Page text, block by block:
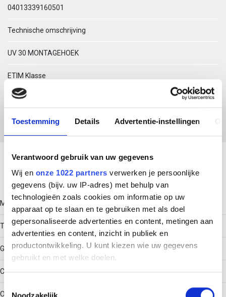
Toestemming Details Advertentie-instellingen
Verantwoord gebruik van uw gegevens
Wij en onze 1022 partners verwerken je persoonlijke
gegevens (bijv. uw IP-adres) met behulp van
technologieën zoals cookies om informatie op uw
apparaat op te slaan en te gebruiken met als doel
gepersonaliseerde advertenties en content, metingen aan
advertenties en content, inzicht in publiek en
productontwikkeling. U kunt kiezen wie uw gegevens
gebruikt en met welke doelen.
Noodzakelijk
04013339160501
Technische omschrijving
UV 30 MONTAGEHOEK
ETIM Klasse
EC000483 - Verbindingselement voor steun-/profielrail
Technische gegevens
Model
T-koppeling
Geschikt voor
C-profiel
Oppervlaktebescherming